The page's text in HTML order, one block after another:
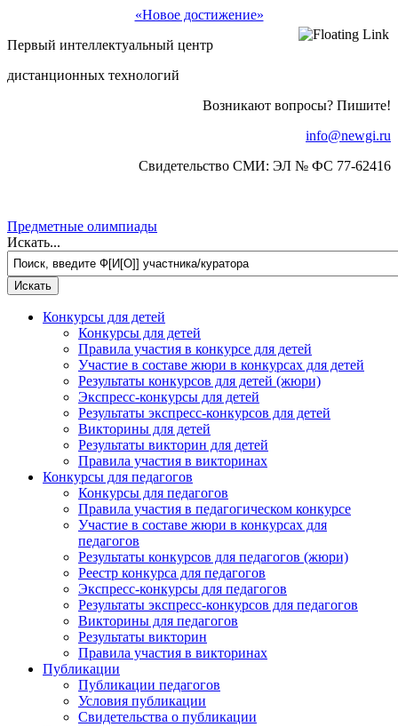
«Новое достижение»
Первый интеллектуальный центр
дистанционных технологий
Возникают вопросы? Пишите!
info@newgi.ru
Свидетельство СМИ: ЭЛ № ФС 77-62416
Предметные олимпиады
Искать...
Конкурсы для детей
Конкурсы для детей
Правила участия в конкурсе для детей
Участие в составе жюри в конкурсах для детей
Результаты конкурсов для детей (жюри)
Экспресс-конкурсы для детей
Результаты экспресс-конкурсов для детей
Викторины для детей
Результаты викторин для детей
Правила участия в викторинах
Конкурсы для педагогов
Конкурсы для педагогов
Правила участия в педагогическом конкурсе
Участие в составе жюри в конкурсах для
педагогов
Результаты конкурсов для педагогов (жюри)
Реестр конкурса для педагогов
Экспресс-конкурсы для педагогов
Результаты экспресс-конкурсов для педагогов
Викторины для педагогов
Результаты викторин
Правила участия в викторинах
Публикации
Публикации педагогов
Условия публикации
Свидетельства о публикации